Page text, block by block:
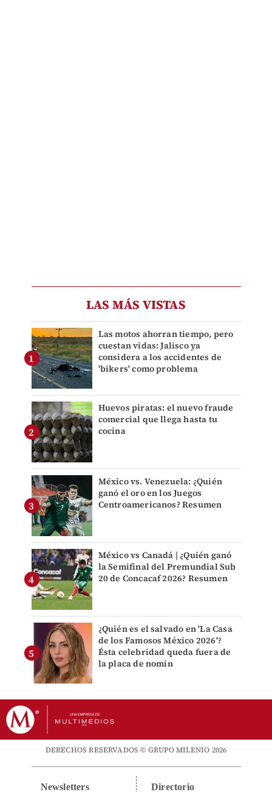
LAS MÁS VISTAS
Las motos ahorran tiempo, pero
cuestan vidas: Jalisco ya
considera a los accidentes de
'bikers' como problema
Huevos piratas: el nuevo fraude
comercial que llega hasta tu
cocina
México vs. Venezuela: ¿Quién
ganó el oro en los Juegos
Centroamericanos? Resumen
México vs Canadá | ¿Quién ganó
la Semifinal del Premundial Sub
20 de Concacaf 2026? Resumen
¿Quién es el salvado en 'La Casa
de los Famosos México 2026'?
Ésta celebridad queda fuera de
la placa de nomin
DERECHOS RESERVADOS © GRUPO MILENIO 2026
Newsletters Directorio